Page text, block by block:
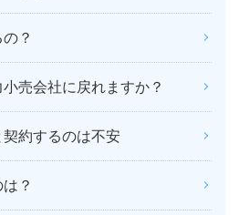
？
売会社に戻れますか？
約するのは不安
？